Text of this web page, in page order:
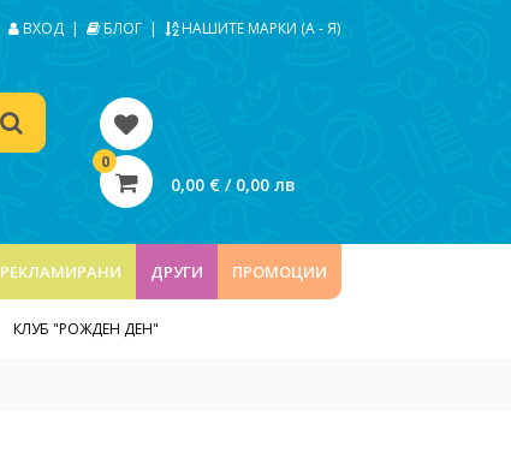
ВХОД | БЛОГ | НАШИТЕ МАРКИ (А - Я)
0
0,00 € / 0,00 лв
РЕКЛАМИРАНИ ДРУГИ ПРОМОЦИИ
КЛУБ "РОЖДЕН ДЕН"